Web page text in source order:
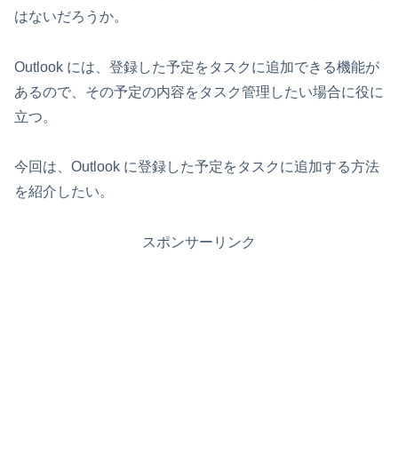
はないだろうか。
Outlook には、登録した予定をタスクに追加できる機能が
あるので、その予定の内容をタスク管理したい場合に役に
立つ。
今回は、Outlook に登録した予定をタスクに追加する方法
を紹介したい。
スポンサーリンク